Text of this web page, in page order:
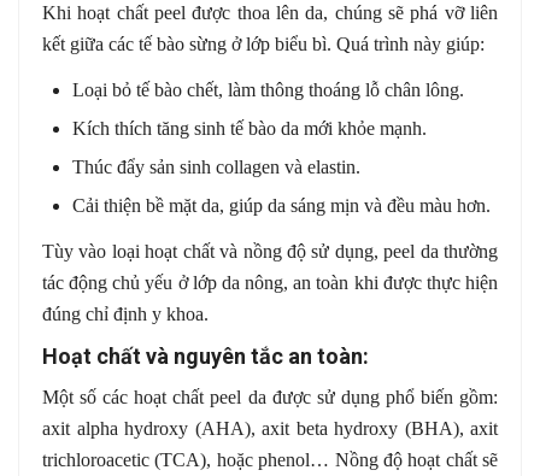
Khi hoạt chất peel được thoa lên da, chúng sẽ phá vỡ liên
kết giữa các tế bào sừng ở lớp biểu bì. Quá trình này giúp:
Loại bỏ tế bào chết, làm thông thoáng lỗ chân lông.
Kích thích tăng sinh tế bào da mới khỏe mạnh.
Thúc đẩy sản sinh collagen và elastin.
Cải thiện bề mặt da, giúp da sáng mịn và đều màu hơn.
Tùy vào loại hoạt chất và nồng độ sử dụng, peel da thường
tác động chủ yếu ở lớp da nông, an toàn khi được thực hiện
đúng chỉ định y khoa.
Hoạt chất và nguyên tắc an toàn:
Một số các hoạt chất peel da được sử dụng phổ biến gồm:
axit alpha hydroxy (AHA), axit beta hydroxy (BHA), axit
trichloroacetic (TCA), hoặc phenol… Nồng độ hoạt chất sẽ